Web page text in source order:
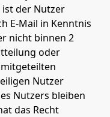
der Nutzer
E-Mail in Kenntnis
nicht binnen 2
oder
Nutzer
Nutzers bleiben
das Recht